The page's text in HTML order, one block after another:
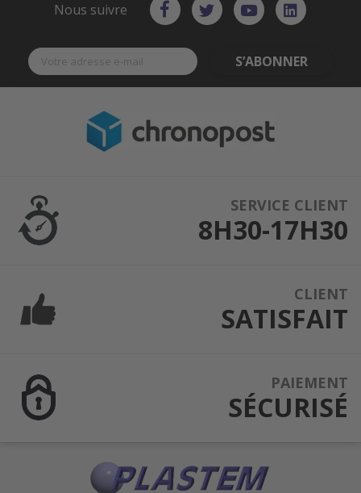
Nous suivre
S’ABONNER
SERVICE CLIENT
8H30-17H30
CLIENT
SATISFAIT
PAIEMENT
SÉCURISÉ